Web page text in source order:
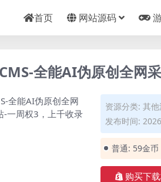
首页 网站源码
全能AI伪原创全网
资源分类: 其
发布时间:
普通: 59金币
购买下